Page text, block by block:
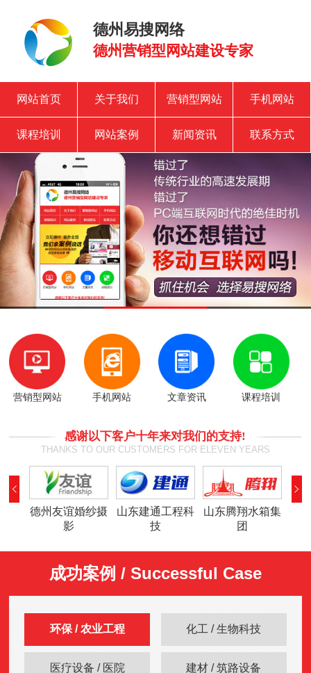
德州易搜网络
德州营销型网站建设专家
网站首页 关于我们 营销型网站 手机网站
课程培训 网站案例 新闻资讯 联系方式
营销型网站 手机网站 文章资讯 课程培训
感谢以下客户十年来对我们的支持!
THANKS TO OUR CUSTOMERS FOR ELEVEN YEARS
德州友谊婚纱摄
影
山东建通工程科
技
山东腾翔水箱集
团
成功案例 / Successful Case
环保 / 农业工程 化工 / 生物科技
医疗设备 / 医院 建材 / 筑路设备